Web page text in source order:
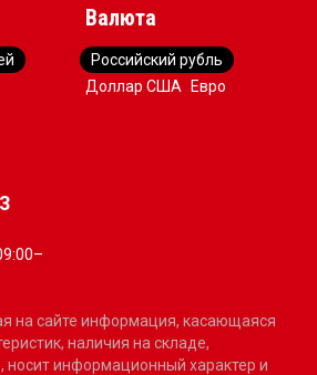
Валюта
Российский рубль
Доллар США
Евро
на сайте информация, касающаяся
наличия на складе,
носит информационный характер и